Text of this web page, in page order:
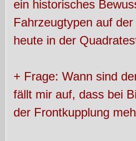
ein historisches
Fahrzeugtypen auf
heute in der
+ Frage: Wann sind
fällt mir auf, dass bei
der Frontkupplung